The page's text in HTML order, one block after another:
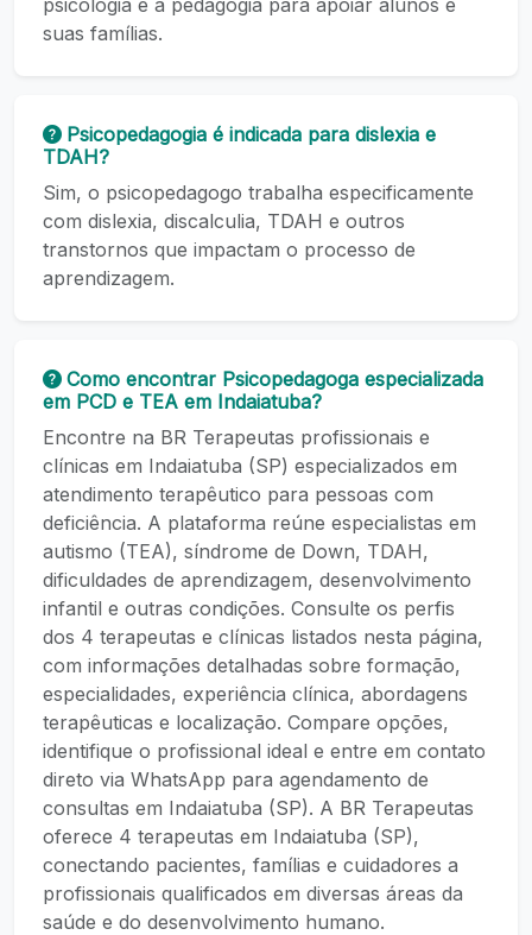
psicologia e a pedagogia para apoiar alunos e
suas famílias.
Psicopedagogia é indicada para dislexia e
TDAH?
Sim, o psicopedagogo trabalha especificamente
com dislexia, discalculia, TDAH e outros
transtornos que impactam o processo de
aprendizagem.
Como encontrar Psicopedagoga especializada
em PCD e TEA em Indaiatuba?
Encontre na BR Terapeutas profissionais e
clínicas em Indaiatuba (SP) especializados em
atendimento terapêutico para pessoas com
deficiência. A plataforma reúne especialistas em
autismo (TEA), síndrome de Down, TDAH,
dificuldades de aprendizagem, desenvolvimento
infantil e outras condições. Consulte os perfis
dos 4 terapeutas e clínicas listados nesta página,
com informações detalhadas sobre formação,
especialidades, experiência clínica, abordagens
terapêuticas e localização. Compare opções,
identifique o profissional ideal e entre em contato
direto via WhatsApp para agendamento de
consultas em Indaiatuba (SP). A BR Terapeutas
oferece 4 terapeutas em Indaiatuba (SP),
conectando pacientes, famílias e cuidadores a
profissionais qualificados em diversas áreas da
saúde e do desenvolvimento humano.